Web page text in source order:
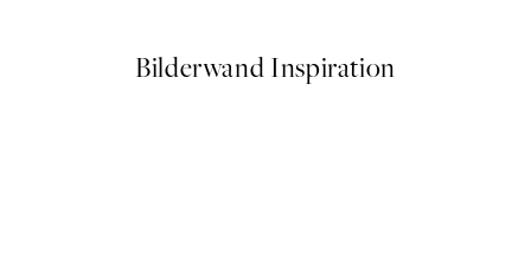
Bilderwand Inspiration